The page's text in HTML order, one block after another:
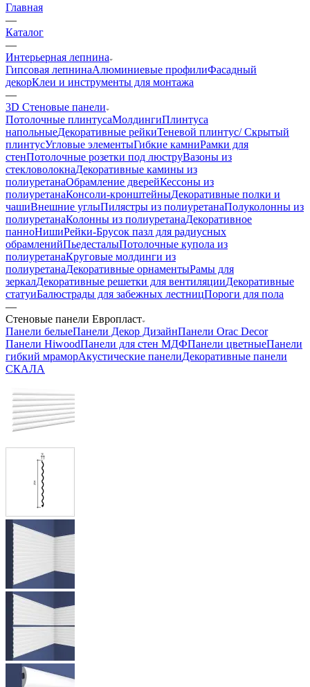
Главная
—
Каталог
—
Интерьерная лепнина
Гипсовая лепнинаАлюминиевые профилиФасадный
декорКлеи и инструменты для монтажа
—
3D Стеновые панели
Потолочные плинтусаМолдингиПлинтуса
напольныеДекоративные рейкиТеневой плинтус/ Скрытый
плинтусУгловые элементыГибкие камниРамки для
стенПотолочные розетки под люструВазоны из
стекловолокнаДекоративные камины из
полиуретанаОбрамление дверейКессоны из
полиуретанаКонсоли-кронштейныДекоративные полки и
чашиВнешние углыПилястры из полиуретанаПолуколонны из
полиуретанаКолонны из полиуретанаДекоративное
панноНишиРейки-Брусок пазл для радиусных
обрамленийПьедесталыПотолочные купола из
полиуретанаКруговые молдинги из
полиуретанаДекоративные орнаментыРамы для
зеркалДекоративные решетки для вентиляцииДекоративные
статуиБалюстрады для забежных лестницПороги для пола
—
Стеновые панели Европласт
Панели белыеПанели Декор ДизайнПанели Orac Decor
Панели HiwoodПанели для стен МДФПанели цветныеПанели
гибкий мраморАкустические панелиДекоративные панели
СКАЛА